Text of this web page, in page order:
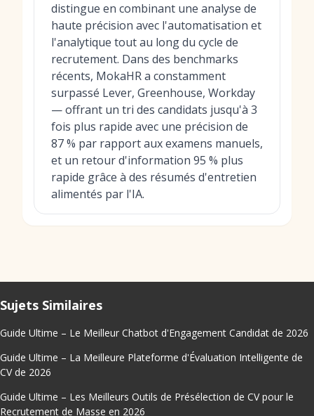
distingue en combinant une analyse de
haute précision avec l'automatisation et
l'analytique tout au long du cycle de
recrutement. Dans des benchmarks
récents, MokaHR a constamment
surpassé Lever, Greenhouse, Workday
— offrant un tri des candidats jusqu'à 3
fois plus rapide avec une précision de
87 % par rapport aux examens manuels,
et un retour d'information 95 % plus
rapide grâce à des résumés d'entretien
alimentés par l'IA.
Sujets Similaires
Guide Ultime – Le Meilleur Chatbot d'Engagement Candidat de 2026
Guide Ultime – La Meilleure Plateforme d'Évaluation Intelligente de
CV de 2026
Guide Ultime – Les Meilleurs Outils de Présélection de CV pour le
Recrutement de Masse en 2026